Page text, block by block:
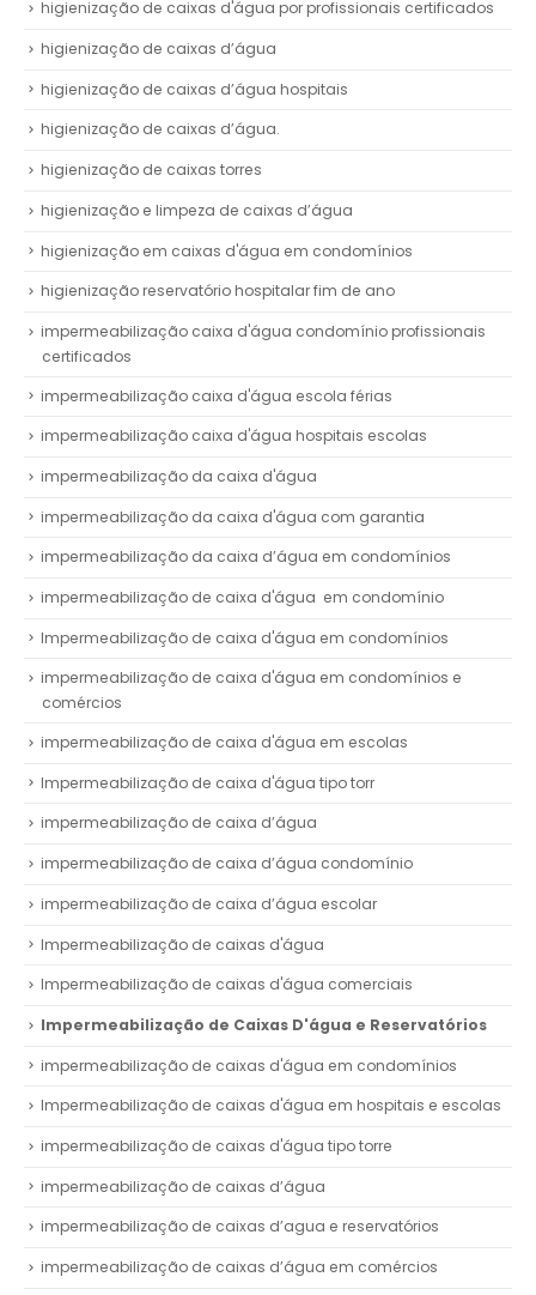
higienização de caixas d'água por profissionais certificados
higienização de caixas d’água
higienização de caixas d’água hospitais
higienização de caixas d’água.
higienização de caixas torres
higienização e limpeza de caixas d’água
higienização em caixas d'água em condomínios
higienização reservatório hospitalar fim de ano
impermeabilização caixa d'água condomínio profissionais
certificados
impermeabilização caixa d'água escola férias
impermeabilização caixa d'água hospitais escolas
impermeabilização da caixa d'água
impermeabilização da caixa d'água com garantia
impermeabilização da caixa d’água em condomínios
impermeabilização de caixa d'água em condomínio
Impermeabilização de caixa d'água em condomínios
impermeabilização de caixa d'água em condomínios e
comércios
impermeabilização de caixa d'água em escolas
Impermeabilização de caixa d'água tipo torr
impermeabilização de caixa d’água
impermeabilização de caixa d’água condomínio
impermeabilização de caixa d’água escolar
Impermeabilização de caixas d'água
Impermeabilização de caixas d'água comerciais
Impermeabilização de Caixas D'água e Reservatórios
impermeabilização de caixas d'água em condomínios
Impermeabilização de caixas d'água em hospitais e escolas
impermeabilização de caixas d'água tipo torre
impermeabilização de caixas d’água
impermeabilização de caixas d’agua e reservatórios
impermeabilização de caixas d’água em comércios